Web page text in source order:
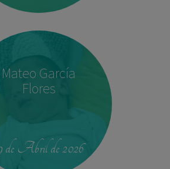
Mateo García
Flores
de Abril de 2026